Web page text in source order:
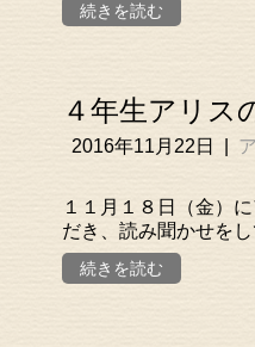
続きを読む
４年生アリス
2016年11月22日
１１月１８日（金）
だき、読み聞かせをし
続きを読む